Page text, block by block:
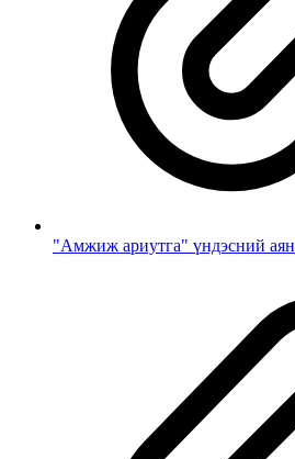
"Амжиж ариутга" үндэсний аян